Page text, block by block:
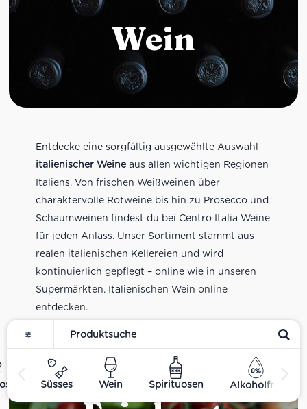
Süsses Wein Spirituosen Alkoholfrei
Wein
Entdecke eine sorgfältig ausgewählte Auswahl
italienischer Weineaus allen wichtigen Regionen
Italiens. Von frischen Weißweinen über
charaktervolle Rotweine bis hin zu Prosecco und
Schaumweinen findest du bei Centro Italia Weine
für jeden Anlass. Unser Sortiment stammt aus
realen italienischen Kellereien und wird
kontinuierlich gepflegt – online wie in unseren
Supermärkten. Italienischen Wein online
entdecken.